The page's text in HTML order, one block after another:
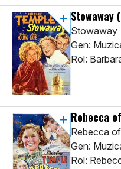
Stowaway
Stowaway
Gen:
Rol:
Rebecca
Rebecca
Gen:
Rol: